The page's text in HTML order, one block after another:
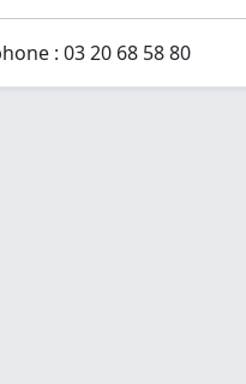
: 03 20 68 58 80